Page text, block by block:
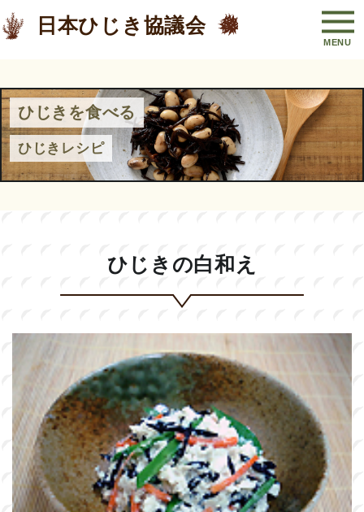
日本ひじき協議会
ひじきを食べる
ひじきレシピ
ひじきの白和え